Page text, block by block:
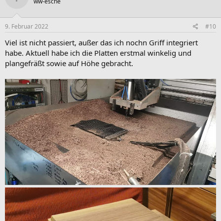
n
e
9. Februar 2022 #10
Viel ist nicht passiert, außer das ich nochn Griff integriert
habe. Aktuell habe ich die Platten erstmal winkelig und
plangefräßt sowie auf Höhe gebracht.